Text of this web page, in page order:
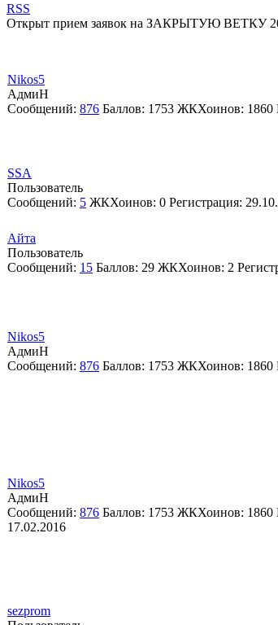
RSS
Открыт прием заявок на ЗАКРЫТУЮ ВЕТКУ
Nikos5
АдмиН
Сообщений: 876 Баллов: 1753 ЖКХоинов: 1860
SSA
Пользователь
Сообщений: 5 ЖКХоинов: 0 Регистрация:
Айта
Пользователь
Сообщений: 15 Баллов: 29 ЖКХоинов: 2
Nikos5
АдмиН
Сообщений: 876 Баллов: 1753 ЖКХоинов: 1860
Nikos5
АдмиН
Сообщений: 876 Баллов: 1753 ЖКХоинов: 1860
17.02.2016
sezprom